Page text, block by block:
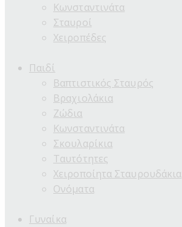
Κωνσταντινάτα
Σταυροί
Χειροπέδες
Παιδί
Βαπτιστικός Σταυρός
Βραχιολάκια
Ζώδια
Κωνσταντινάτα
Σκουλαρίκια
Ταυτότητες
Χειροποίητα Σταυρουδάκια
Ονόματα
Γυναίκα